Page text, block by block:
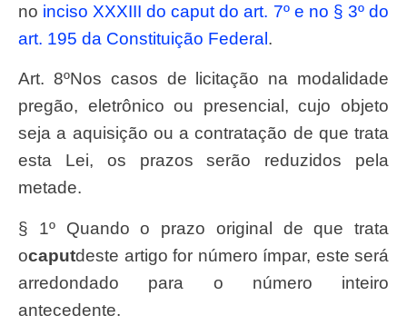
no inciso XXXIII do caput do art. 7º e no § 3º do
art. 195 da Constituição Federal .
Art. 8ºNos casos de licitação na modalidade
pregão, eletrônico ou presencial, cujo objeto
seja a aquisição ou a contratação de que trata
esta Lei, os prazos serão reduzidos pela
metade.
§ 1º Quando o prazo original de que trata
o caputdeste artigo for número ímpar, este será
arredondado para o número inteiro
antecedente.